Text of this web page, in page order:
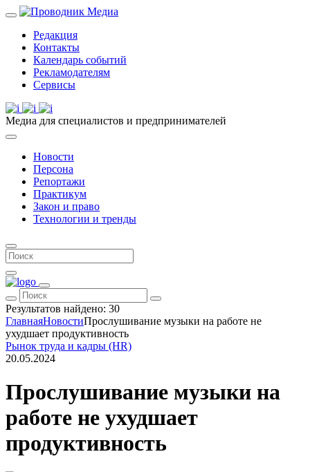
Редакция
Контакты
Календарь событий
Рекламодателям
Сервисы
Медиа для специалистов и предпринимателей
Новости
Персона
Репортажи
Практикум
Закон и право
Технологии и тренды
Результатов найдено: 30
ГлавнаяНовостиПрослушивание музыки на работе не
ухудшает продуктивность
Рынок труда и кадры (HR)
20.05.2024
Прослушивание музыки на
работе не ухудшает
продуктивность